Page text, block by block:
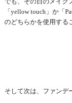
でも、その日のメイク
「yellow touch」か「
のどちらかを使用する
そして次は、ファンデ